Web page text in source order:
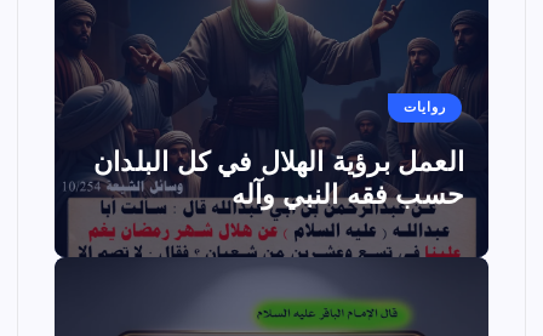
روايات
العمل برؤية الهلال في كل البلدان
حسب فقه النبي وآله